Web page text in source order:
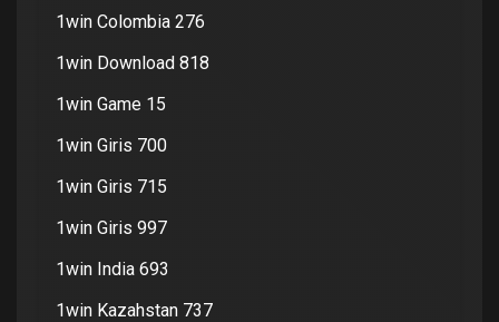
1win Colombia 276
1win Download 818
1win Game 15
1win Giris 700
1win Giris 715
1win Giris 997
1win India 693
1win Kazahstan 737